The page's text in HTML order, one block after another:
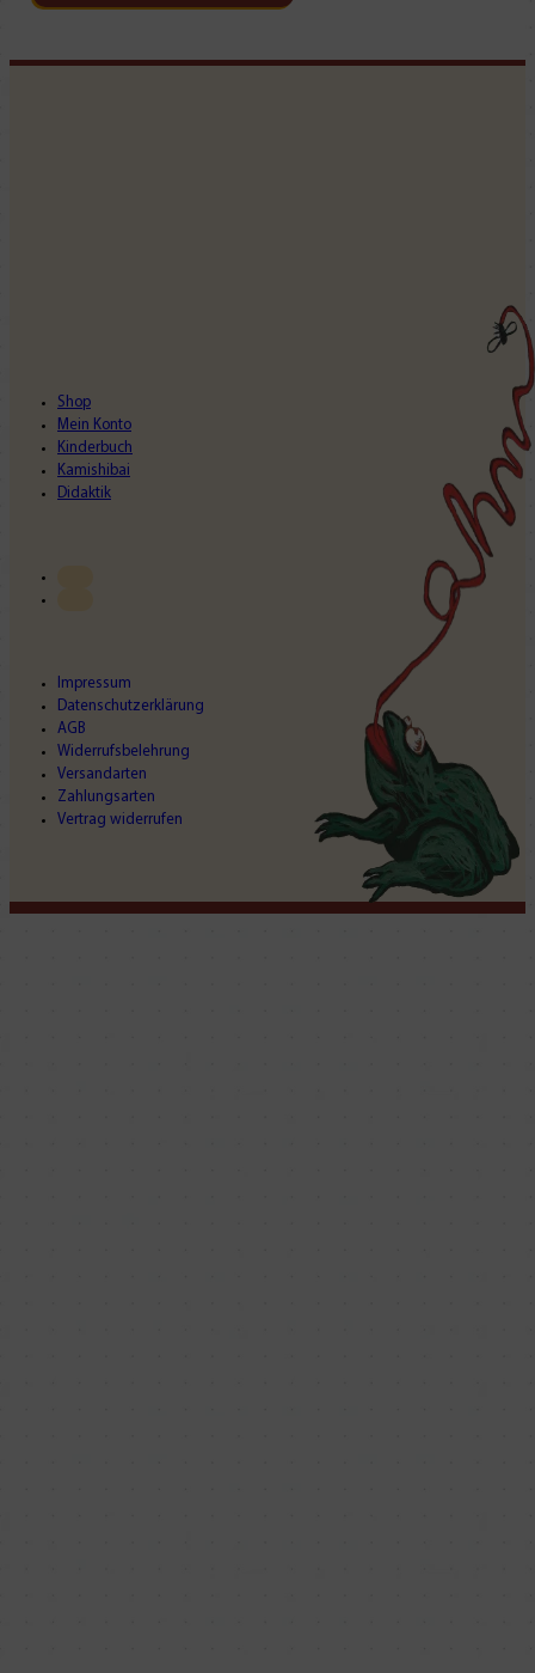
Shop
Mein Konto
Kinderbuch
Kamishibai
Didaktik
Impressum
Datenschutzerklärung
AGB
Widerrufsbelehrung
Versandarten
Zahlungsarten
Vertrag widerrufen